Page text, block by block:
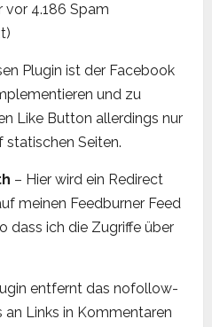
vor 4.186 Spam
Plugin ist der Facebook
und zu
Like Button allerdings nur
statischen Seiten.
– Hier wird ein Redirect
meinen Feedburner Feed
dass ich die Zugriffe über
entfernt das nofollow-
Links in Kommentaren